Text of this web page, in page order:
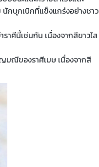
กบุกเบิกที่แข็งแกร่งอย่างชาว
ศีนี้เช่นกัน เนื่องจากสีขาวใส
ณีของราศีเมษ เนื่องจากสี